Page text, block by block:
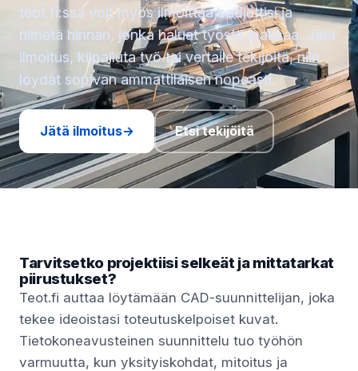
teot.fi:ssä voit myös ilmoittaa budjettisi ja
nimetä hinnan, jonka haluat työstä maksaa. Jätä
ilmoitus, kilpailuta työ tai vertaile tekijöitä, niin
löydät sopivan ammattilaisen nopeasti.
Jätä ilmoitus→ Etsi tekijöitä
Tarvitsetko projektiisi selkeät ja mittatarkat
piirustukset?
Teot.fi auttaa löytämään CAD-suunnittelijan, joka
tekee ideoistasi toteutuskelpoiset kuvat.
Tietokoneavusteinen suunnittelu tuo työhön
varmuutta, kun yksityiskohdat, mitoitus ja